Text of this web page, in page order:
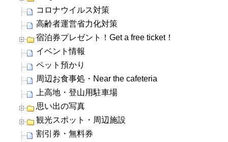
コロナウイルス対策
高齢者運営省力化対策
宿泊券プレゼント！Get a free ticket！
イベント情報
ペット預かり
周辺お食事処・Near the cafeteria
上高地・登山用駐車場
思い出の写真
観光スポット・周辺施設
割引券・無料券